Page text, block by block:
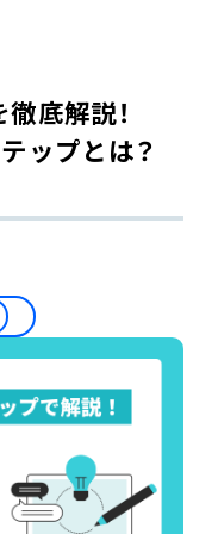
底解説！
ップとは？